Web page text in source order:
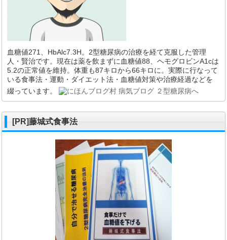
血糖値271、HbAlc7.3H。2型糖尿病の治療を経て克服した管理
人・賢治です。現在は薬を飲まずに血糖値88、ヘモグロビンA1cは
5.2の正常値を維持。体重も87キロから66キロに。実際に行なって
いる食事法・運動・ダイエット法・血糖値対策や治療経過などを
綴っています。
[PR]藤城式食事法